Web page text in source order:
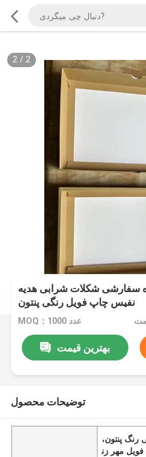
2/ 2
سفارشی شکلات شرابی هدیه
نفیس چاپ فویل رنگی پنتون
MOQ：1000 عدد
بهترین قیمت
توضیحات محصول
پنتون،
مهر زن